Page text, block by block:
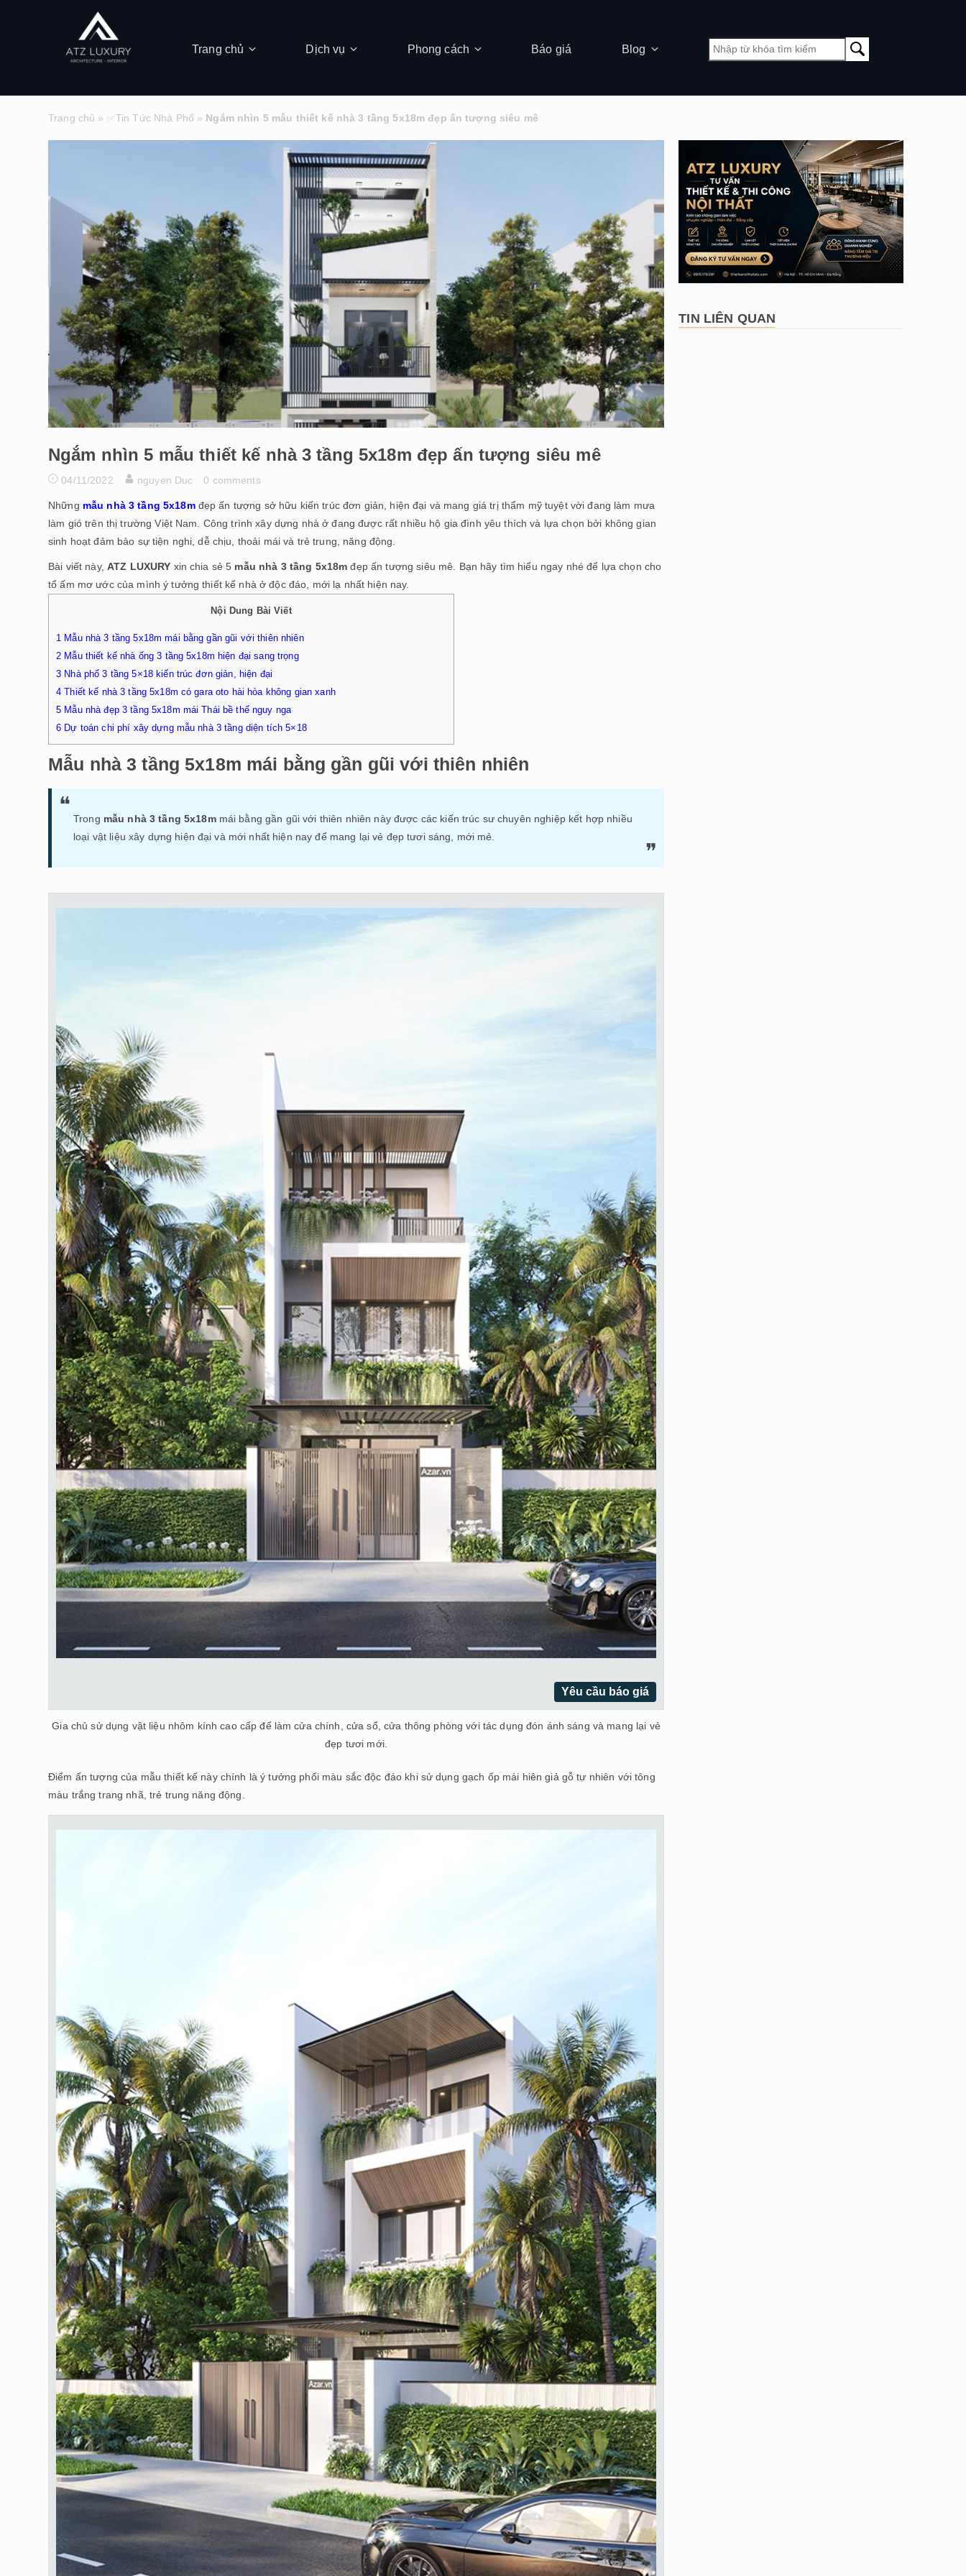
Trang chủ Dịch vụ Phong cách Báo giá Blog
Trang chủ » ✅Tin Tức Nhà Phố » Ngắm nhìn 5 mẫu thiết kế nhà 3 tầng 5x18m đẹp ấn tượng siêu mê
Ngắm nhìn 5 mẫu thiết kế nhà 3 tầng 5x18m đẹp ấn tượng siêu mê
04/11/2022 nguyen Duc 0 comments
Những mẫu nhà 3 tầng 5x18mđẹp ấn tượng sở hữu kiến trúc đơn giản, hiện đại và mang giá trị thẩm mỹ tuyệt vời đang làm mưa
làm gió trên thị trường Việt Nam. Công trình xây dựng nhà ở đang được rất nhiều hộ gia đình yêu thích và lựa chọn bởi không gian
sinh hoạt đảm bảo sự tiện nghi, dễ chịu, thoải mái và trẻ trung, năng động.
Bài viết này, ATZ LUXURY xin chia sẻ 5 mẫu nhà 3 tầng 5x18m đẹp ấn tượng siêu mê. Bạn hãy tìm hiểu ngay nhé để lựa chọn cho
tổ ấm mơ ước của mình ý tưởng thiết kế nhà ở độc đáo, mới lạ nhất hiện nay.
Nội Dung Bài Viết
1 Mẫu nhà 3 tầng 5x18m mái bằng gần gũi với thiên nhiên
2 Mẫu thiết kế nhà ống 3 tầng 5x18m hiện đại sang trọng
3 Nhà phố 3 tầng 5×18 kiến trúc đơn giản, hiện đại
4 Thiết kế nhà 3 tầng 5x18m có gara oto hài hòa không gian xanh
5 Mẫu nhà đẹp 3 tầng 5x18m mái Thái bề thế nguy nga
6 Dự toán chi phí xây dựng mẫu nhà 3 tầng diện tích 5×18
Mẫu nhà 3 tầng 5x18m mái bằng gần gũi với thiên nhiên
Trong mẫu nhà 3 tầng 5x18mmái bằng gần gũi với thiên nhiên này được các kiến trúc sư chuyên nghiệp kết hợp nhiều
loại vật liệu xây dựng hiện đại và mới nhất hiện nay để mang lại vẻ đẹp tươi sáng, mới mẻ.
Yêu cầu báo giá
Gia chủ sử dụng vật liệu nhôm kính cao cấp để làm cửa chính, cửa sổ, cửa thông phòng với tác dụng đón ánh sáng và mang lại vẻ
đẹp tươi mới.
Điểm ấn tượng của mẫu thiết kế này chính là ý tưởng phối màu sắc độc đáo khi sử dụng gạch ốp mái hiên giả gỗ tự nhiên với tông
màu trắng trang nhã, trẻ trung năng động.
TIN LIÊN QUAN